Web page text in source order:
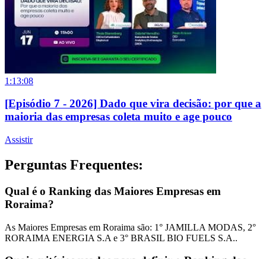
1:13:08
[Episódio 7 - 2026] Dado que vira decisão: por que a
maioria das empresas coleta muito e age pouco
Assistir
Perguntas Frequentes:
Qual é o Ranking das Maiores Empresas em
Roraima?
As Maiores Empresas em Roraima são: 1° JAMILLA MODAS, 2°
RORAIMA ENERGIA S.A e 3° BRASIL BIO FUELS S.A..